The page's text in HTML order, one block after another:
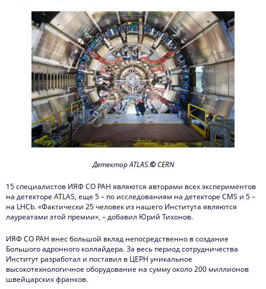
Детектор ATLAS.©CERN
15 специалистов ИЯФ СО РАН являются авторами всех экспериментов
на детекторе ATLAS, еще 5 – по исследованиям на детекторе CMS и 5 –
на LHCb. «Фактически 25 человек из нашего Института являются
лауреатами этой премии», – добавил Юрий Тихонов.
ИЯФ СО РАН внес большой вклад непосредственно в создание
Большого адронного коллайдера. За весь период сотрудничества
Институт разработал и поставил в ЦЕРН уникальное
высокотехнологичное оборудование на сумму около 200 миллионов
швейцарских франков.